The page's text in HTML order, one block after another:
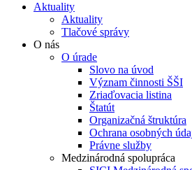
Aktuality
Aktuality
Tlačové správy
O nás
O úrade
Slovo na úvod
Význam činnosti ŠŠI
Zriaďovacia listina
Štatút
Organizačná štruktúra
Ochrana osobných
Právne služby
Medzinárodná spolupráca